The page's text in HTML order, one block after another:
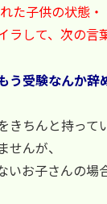
た子供の状態・
して、次の言
う受験なんか辞
きちんと持って
んが、
お子さんの場